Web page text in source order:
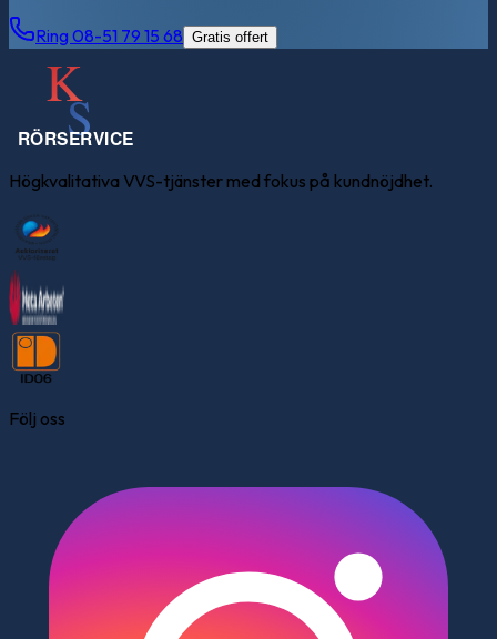
Ring 08-51 79 15 68 Gratis offert
Högkvalitativa VVS-tjänster med fokus på kundnöjdhet.
Följ oss